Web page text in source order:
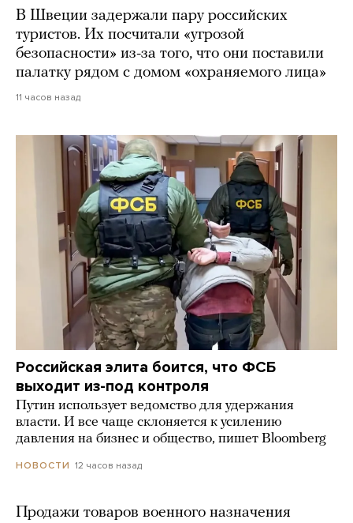
В Швеции задержали пару российских
туристов. Их посчитали «угрозой
безопасности» из-за того, что они поставили
палатку рядом с домом «охраняемого лица»
11 часов назад
Российская элита боится, что ФСБ
выходит из-под контроля
Путин использует ведомство для удержания
власти. И все чаще склоняется к усилению
давления на бизнес и общество, пишет Bloomberg
НОВОСТИ 12 часов назад
Продажи товаров военного назначения